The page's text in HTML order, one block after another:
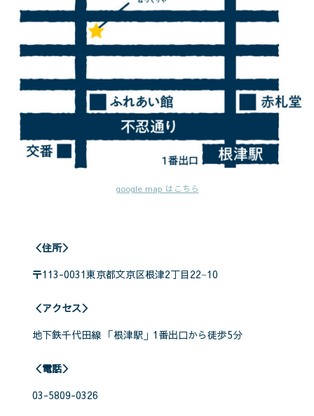
google map はこちら
＜住所＞
〒113-0031東京都文京区根津2丁目22−10
＜アクセス＞
地下鉄千代田線 「根津駅」1番出口から徒歩5分
＜電話＞
03-5809-0326